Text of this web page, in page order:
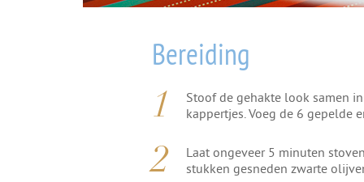
Bereiding
Stoof de gehakte look samen
kappertjes. Voeg de 6 gepelde
Laat ongeveer 5 minuten
stukken gesneden zwarte